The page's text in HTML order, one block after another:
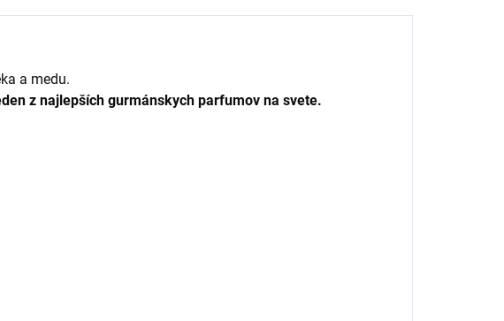
a medu.
z najlepších gurmánskych parfumov na svete.